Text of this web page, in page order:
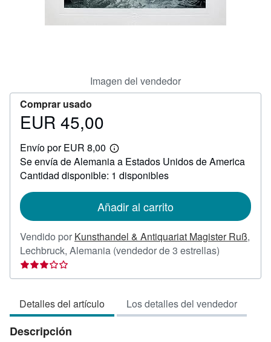
CERRAR
Imagen del vendedor
Comprar usado
Precio
45,00
EUR 45,00
Envío por EUR 8,00
Más
información
sobre
las
envío
Se envía de Alemania a Estados Unidos de America
Cantidad disponible: 1 disponibles
Añadir al carrito
Vendido por Kunsthandel & Antiquariat Magister Ruß,
Lechbruck, Alemania (vendedor de 3 estrellas)
vendedor:
de
5
Detalles del artículo Los detalles del vendedor
Descripción